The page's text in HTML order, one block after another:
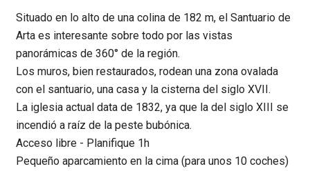
Situado en lo alto de una colina de 182 m, el Santuario de
Arta es interesante sobre todo por las vistas
panorámicas de 360° de la región.
Los muros, bien restaurados, rodean una zona ovalada
con el santuario, una casa y la cisterna del siglo XVII.
La iglesia actual data de 1832, ya que la del siglo XIII se
incendió a raíz de la peste bubónica.
Acceso libre - Planifique 1h
Pequeño aparcamiento en la cima (para unos 10 coches)